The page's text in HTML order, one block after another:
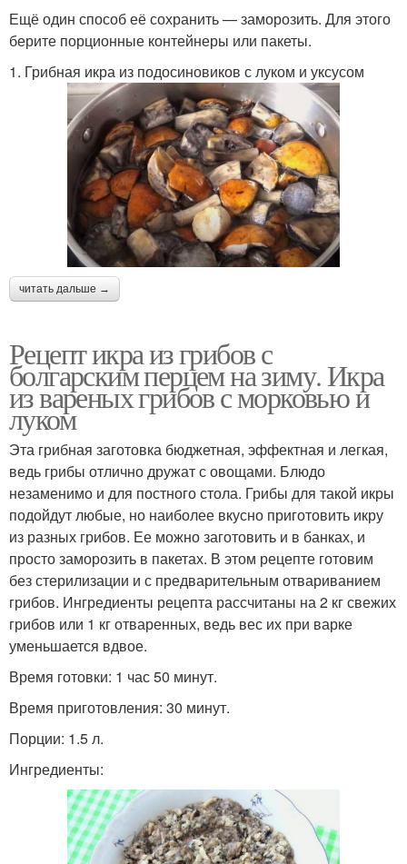
Ещё один способ её сохранить — заморозить. Для этого
берите порционные контейнеры или пакеты.
1. Грибная икра из подосиновиков с луком и уксусом
читать дальше →
Рецепт икра из грибов с
болгарским перцем на зиму. Икра
из вареных грибов с морковью и
луком
Эта грибная заготовка бюджетная, эффектная и легкая,
ведь грибы отлично дружат с овощами. Блюдо
незаменимо и для постного стола. Грибы для такой икры
подойдут любые, но наиболее вкусно приготовить икру
из разных грибов. Ее можно заготовить и в банках, и
просто заморозить в пакетах. В этом рецепте готовим
без стерилизации и с предварительным отвариванием
грибов. Ингредиенты рецепта рассчитаны на 2 кг свежих
грибов или 1 кг отваренных, ведь вес их при варке
уменьшается вдвое.
Время готовки: 1 час 50 минут.
Время приготовления: 30 минут.
Порции: 1.5 л.
Ингредиенты: